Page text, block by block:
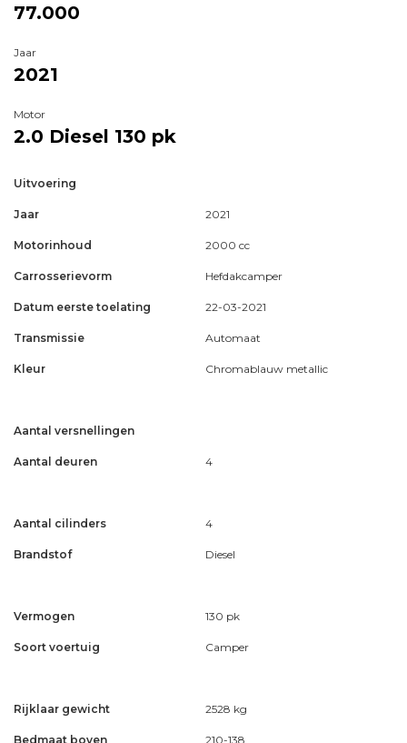
77.000
Jaar
2021
Motor
2.0 Diesel 130 pk
Uitvoering
Jaar 2021
Motorinhoud 2000 cc
Carrosserievorm Hefdakcamper
Datum eerste toelating 22-03-2021
Transmissie Automaat
Kleur Chromablauw metallic
Aantal versnellingen
Aantal deuren 4
Aantal cilinders 4
Brandstof Diesel
Vermogen 130 pk
Soort voertuig Camper
Rijklaar gewicht 2528 kg
Bedmaat boven 210-138